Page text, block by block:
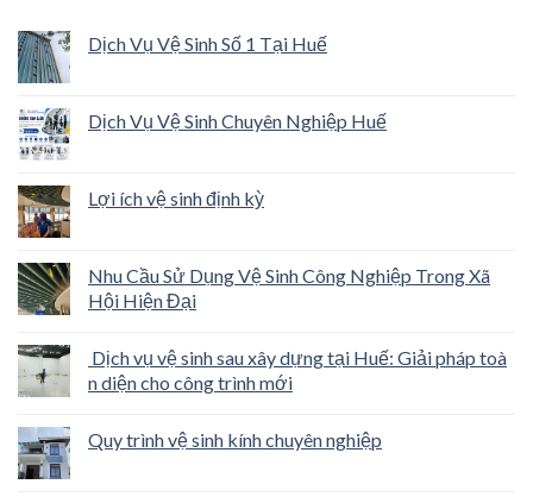
Dịch Vụ Vệ Sinh Số 1 Tại Huế
Dịch Vụ Vệ Sinh Chuyên Nghiệp Huế
Lợi ích vệ sinh định kỳ
Nhu Cầu Sử Dụng Vệ Sinh Công Nghiệp Trong Xã
Hội Hiện Đại
Dịch vụ vệ sinh sau xây dựng tại Huế: Giải pháp toà
n diện cho công trình mới
Quy trình vệ sinh kính chuyên nghiệp